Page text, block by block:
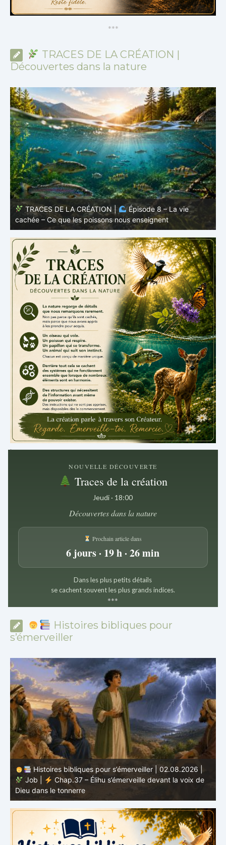
***
TRACES DE LA CRÉATION |
Découvertes dans la nature
TRACES DE LA CRÉATION |
Épisode 7: La vie cachée
– Pourquoi les poissons restent des poissons
.
NOUVELLE DÉCOUVERTE
Traces de la création
Jeudi · 18:00
Découvertes dans la nature
Prochain article dans
6 jours · 19 h · 26 min
Dans les plus petits détails
se cachent souvent les plus grands indices.
***
Histoires bibliques pour
s’émerveiller
Histoires bibliques pour s’émerveiller | 01.08.2026 |
Job |
Chap.36 – Élihu continue de parler de la
grandeur de Dieu